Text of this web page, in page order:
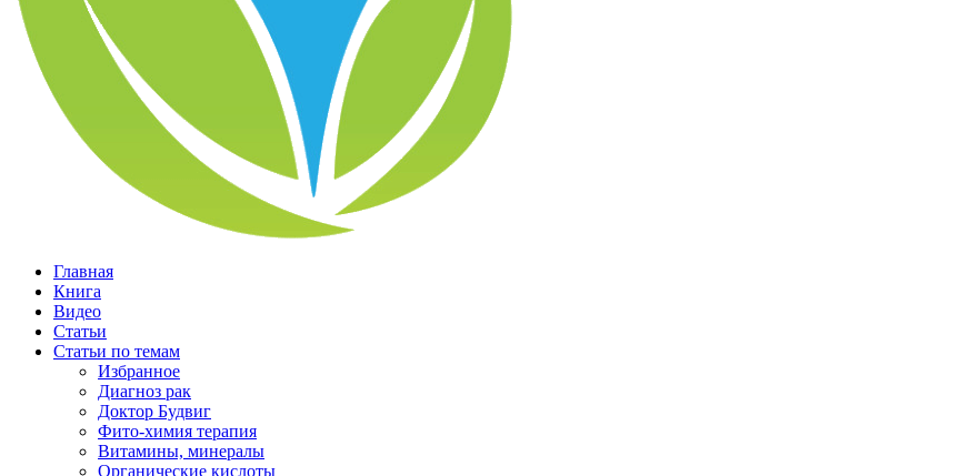
Главная
Книга
Видео
Статьи
Статьи по темам
Избранное
Диагноз рак
Доктор Будвиг
Фито-химия терапия
Витамины, минералы
Органические кислоты